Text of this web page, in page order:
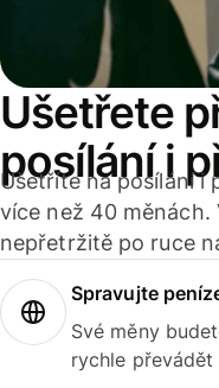
Ušetřete
posílání i
Ušetříte na posílání i
více než 40
nepřetržitě po ruce
Spravujte
Své měny
rychle převádět